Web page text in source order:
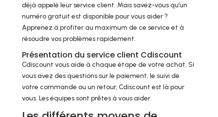
déjà appelé leur service client. Mais savez-vous qu’un
numéro gratuit est disponible pour vous aider ?
Apprenez à profiter au maximum de ce service et à
résoudre vos problèmes rapidement.
Présentation du service client Cdiscount
Cdiscount vous aide à chaque étape de votre achat. Si
vous avez des questions sur le paiement, le suivi de
votre commande ou un retour, Cdiscount est là pour
vous. Les équipes sont prêtes à vous aider.